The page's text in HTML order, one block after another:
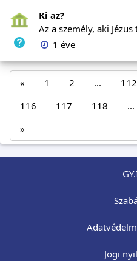
Ki az?
Az a személy, aki
1 éve
« 1 2 ... 112
116
117 118 ...
»
Jogi